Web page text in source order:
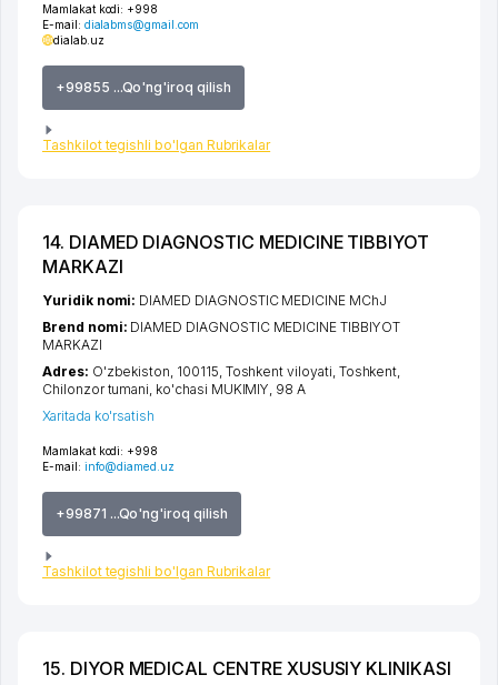
Mamlakat kodi: +998
E-mail: dialabms@gmail.com
dialab.uz
+99855 ...Qo'ng'iroq qilish
Tashkilot tegishli bo'lgan Rubrikalar
14. DIAMED DIAGNOSTIC MEDICINE TIBBIYOT
MARKAZI
Mamlakat kodi: +998
E-mail: info@diamed.uz
+99871 ...Qo'ng'iroq qilish
Tashkilot tegishli bo'lgan Rubrikalar
Yuridik nomi: DIAMED DIAGNOSTIC MEDICINE MChJ
Brend nomi: DIAMED DIAGNOSTIC MEDICINE TIBBIYOT
MARKAZI
Adres: O'zbekiston, 100115, Toshkent viloyati Toshkent
Chilonzor tumani ko'chasi MUKIMIY , 98 А
Xaritada ko'rsatish
15. DIYOR MEDICAL CENTRE XUSUSIY KLINIKASI